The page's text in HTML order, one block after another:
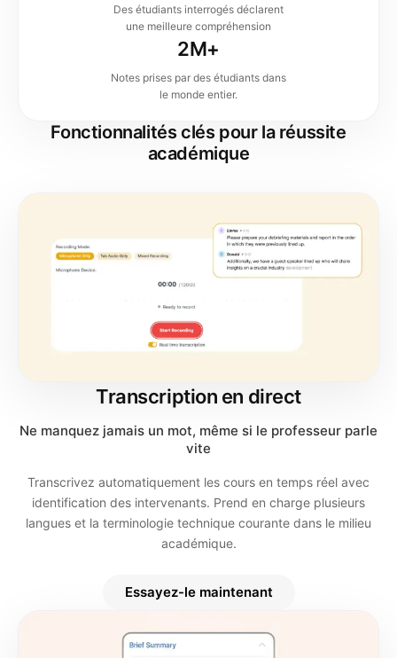
Des étudiants interrogés déclarent
une meilleure compréhension
2M+
Notes prises par des étudiants dans
le monde entier.
Fonctionnalités clés pour la réussite
académique
Transcription en direct
Ne manquez jamais un mot, même si le professeur parle
vite
Transcrivez automatiquement les cours en temps réel avec
identification des intervenants. Prend en charge plusieurs
langues et la terminologie technique courante dans le milieu
académique.
Essayez-le maintenant